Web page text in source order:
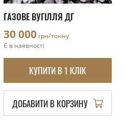
ГАЗОВЕ ВУГІЛЛЯ ДГ
30 000 грн/тонну
Є в наявності
КУПИТИ В 1 КЛІК
ДОБАВИТИ В КОРЗИНУ